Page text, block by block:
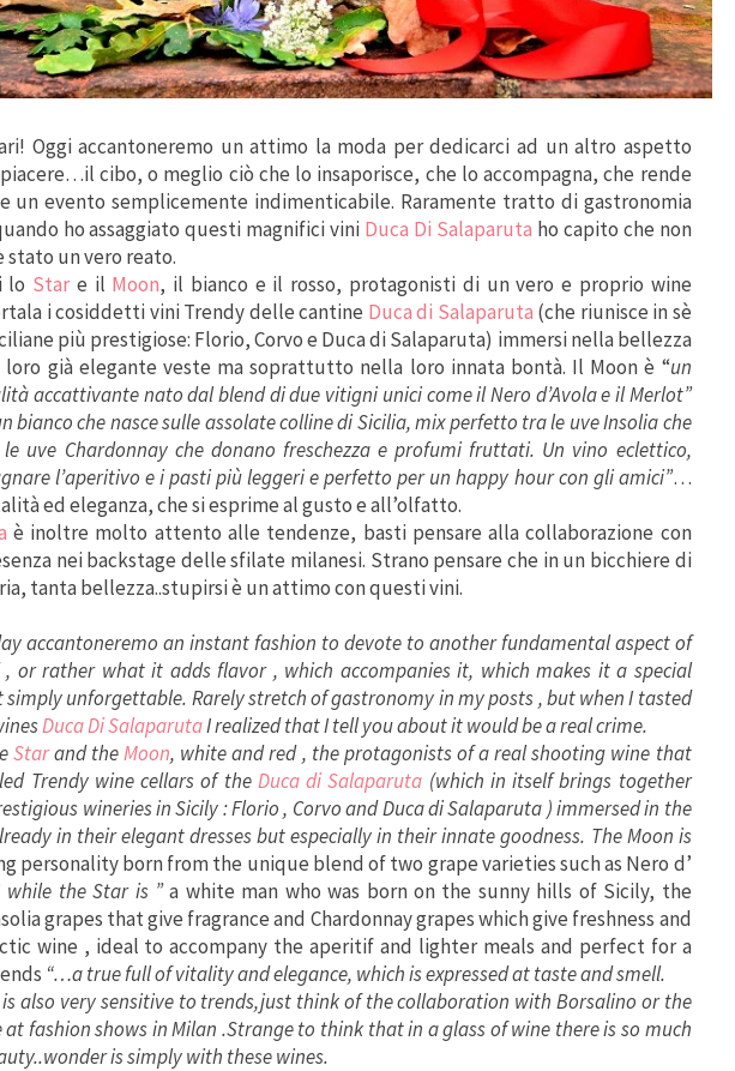
Oggi accantoneremo un attimo la moda per dedicarci ad un altro aspetto
cibo, o meglio ciò che lo insaporisce, che lo accompagna, che rende
un evento semplicemente indimenticabile. Raramente tratto di gastronomia
ho assaggiato questi magnifici vini Duca Di Salaparuta ho capito che non
stato un vero reato.
lo Stare il Moon, il bianco e il rosso, protagonisti di un vero e proprio wine
i cosiddetti vini Trendy delle cantine Duca di Salaparuta (che riunisce in sè
più prestigiose: Florio, Corvo e Duca di Salaparuta) immersi nella bellezza
già elegante veste ma soprattutto nella loro innata bontà. Il Moon è “un
accattivante nato dal blend di due vitigni unici come il Nero d’Avola e il Merlot”
bianco che nasce sulle assolate colline di Sicilia, mix perfetto tra le uve Insolia che
uve Chardonnay che donano freschezza e profumi fruttati. Un vino eclettico,
l’aperitivo e i pasti più leggeri e perfetto per un happy hour con gli amici”…
ed eleganza, che si esprime al gusto e all’olfatto.
è inoltre molto attento alle tendenze, basti pensare alla collaborazione con
nei backstage delle sfilate milanesi. Strano pensare che in un bicchiere di
tanta bellezza..stupirsi è un attimo con questi vini.
accantoneremo an instant fashion to devote to another fundamental aspect of
or rather what it adds flavor , which accompanies it, which makes it a special
simply unforgettable. Rarely stretch of gastronomy in my posts , but when I tasted
Duca Di SalaparutaI realized that I tell you about it would be a real crime.
Starand theMoon, white and red , the protagonists of a real shooting wine that
Trendy wine cellars of the Duca di Salaparuta (which in itself brings together
wineries in Sicily : Florio , Corvo and Duca di Salaparuta ) immersed in the
in their elegant dresses but especially in their innate goodness. The Moon is
personality born from the unique blend of two grape varieties such as Nero d’
while the Star is ”a white man who was born on the sunny hills of Sicily, the
grapes that give fragrance and Chardonnay grapes which give freshness and
wine , ideal to accompany the aperitif and lighter meals and perfect for a
“…a true full of vitality and elegance, which is expressed at taste and smell.
is also very sensitive to trends,just think of the collaboration with Borsalino or the
at fashion shows in Milan .Strange to think that in a glass of wine there is so much
is simply with these wines.